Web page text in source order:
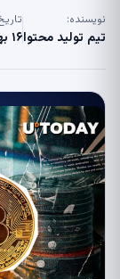
نویسنده:
تیم تولید محتوا۱۶ بهمن ۱۴۰۳